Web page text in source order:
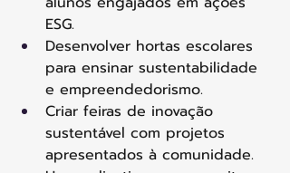
ESG.
Desenvolver hortas escolares
para ensinar sustentabilidade
e empreendedorismo.
Criar feiras de inovação
sustentável com projetos
apresentados à comunidade.